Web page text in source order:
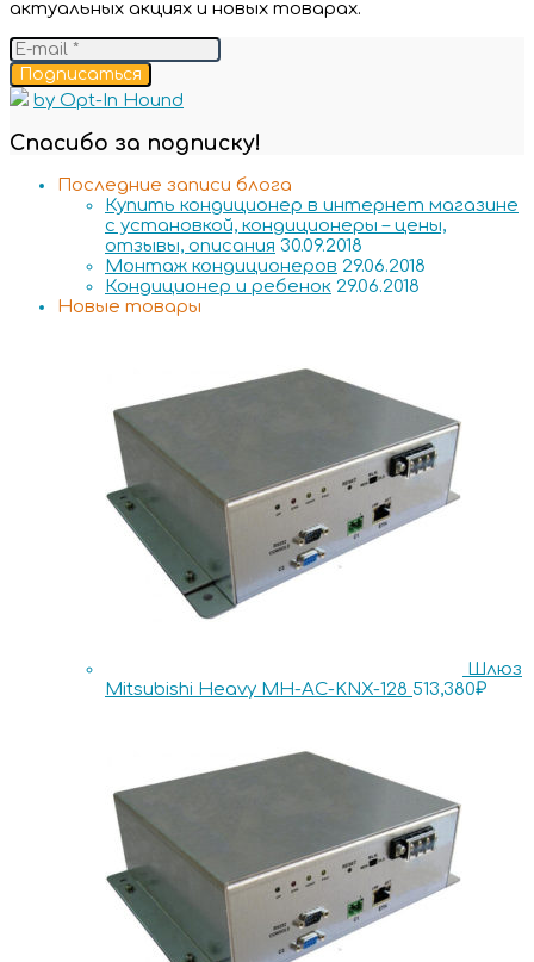
актуальных акциях и новых товарах.
Подписаться
by Opt-In Hound
Спасибо за подписку!
Последние записи блога
Купить кондиционер в интернет магазине
с установкой, кондиционеры – цены,
отзывы, описания 30.09.2018
Монтаж кондиционеров 29.06.2018
Кондиционер и ребенок 29.06.2018
Новые товары
Шлюз
Mitsubishi Heavy MH-AC-KNX-128 513,380₽